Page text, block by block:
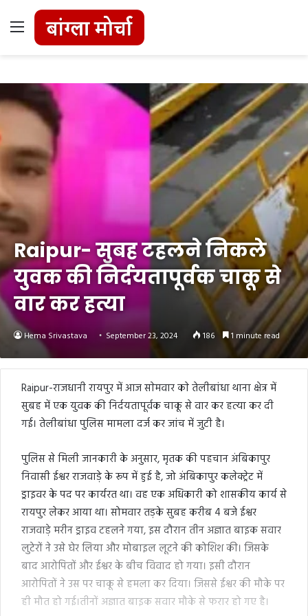
Menu
Raipur- सुबह टहलने निकले
युवक की निर्दयतापूर्वक चाकू से
वार कर हत्या
Hema Srivastava September 23, 2024 186 1 minute read
Raipur-राजधानी रायपुर में आज साेमवार काे तेलीबांधा थाना क्षेत्र में
सुबह में एक युवक की निर्दयतापूर्वक चाकू से वार कर हत्या कर दी
गई। तेलीबांधा पुलिस मामला दर्ज कर जांच में जुटी है।
पुलिस से मिली जानकारी के अनुसार, मृतक की पहचान अंबिकापुर
निवासी ईश्वर राजवाड़े के रूप में हुई है, जो अंबिकापुर कलेक्ट्रेट में
ड्राइवर के पद पर कार्यरत था। वह एक अधिकारी को शासकीय कार्य से
रायपुर लेकर आया था। सोमवार तड़के सुबह करीब 4 बजे ईश्वर
राजवाड़े मरीन ड्राइव टहलने गया, इस दौरान तीन अज्ञात बाइक सवार
लुटेरों ने उसे घेर लिया और मोबाइल लूटने की कोशिश की। जिसके
बाद आरोपितों और ईश्वर के बीच विवाद हो गया। इसी दौरान
आरोपितों ने उस पर चाकू से हमला कर दिया। जिससे ईश्वर की मौके पर
ही मौत हो गई।तीनों अज्ञात बाइक सवार मौके से फरार हो गए है।